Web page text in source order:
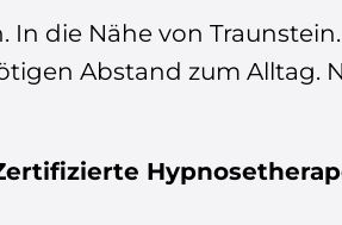
In die Nähe von
Abstand zum Alltag.